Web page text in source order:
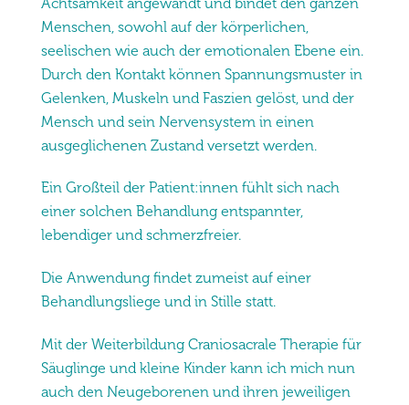
Menschen, sowohl auf der körperlichen,
seelischen wie auch der emotionalen Ebene ein.
Durch den Kontakt können Spannungsmuster in
Gelenken, Muskeln und Faszien gelöst, und der
Mensch und sein Nervensystem in einen
ausgeglichenen Zustand versetzt werden.
Ein Großteil der Patient:innen fühlt sich nach
einer solchen Behandlung entspannter,
lebendiger und schmerzfreier.
Die Anwendung findet zumeist auf einer
Behandlungsliege und in Stille statt.
Mit der Weiterbildung Craniosacrale Therapie für
Säuglinge und kleine Kinder kann ich mich nun
auch den Neugeborenen und ihren jeweiligen